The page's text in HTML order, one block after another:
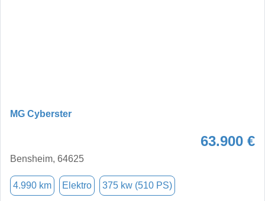
MG Cyberster
63.900 €
Bensheim, 64625
4.990 km Elektro 375 kw (510 PS)